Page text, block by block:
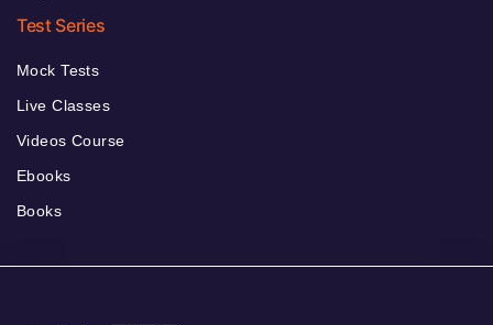
Test Series
Mock Tests
Live Classes
Videos Course
Ebooks
Books